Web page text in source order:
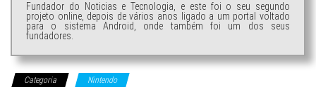
Fundador do Noticias e Tecnologia, e este foi o seu segundo
projeto online, depois de vários anos ligado a um portal voltado
para o sistema Android, onde também foi um dos seus
fundadores.
Categoria Nintendo